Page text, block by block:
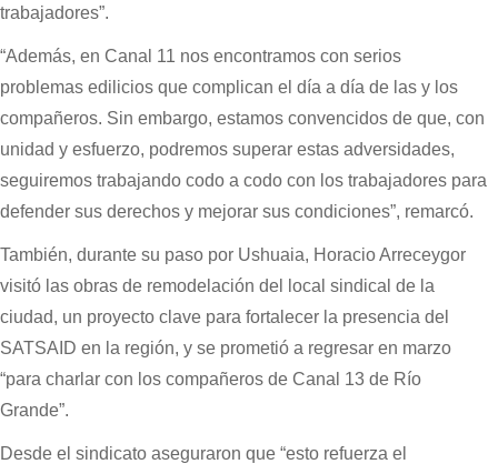
trabajadores”.
“Además, en Canal 11 nos encontramos con serios
problemas edilicios que complican el día a día de las y los
compañeros. Sin embargo, estamos convencidos de que, con
unidad y esfuerzo, podremos superar estas adversidades,
seguiremos trabajando codo a codo con los trabajadores para
defender sus derechos y mejorar sus condiciones”, remarcó.
También, durante su paso por Ushuaia, Horacio Arreceygor
visitó las obras de remodelación del local sindical de la
ciudad, un proyecto clave para fortalecer la presencia del
SATSAID en la región, y se prometió a regresar en marzo
“para charlar con los compañeros de Canal 13 de Río
Grande”.
Desde el sindicato aseguraron que “esto refuerza el